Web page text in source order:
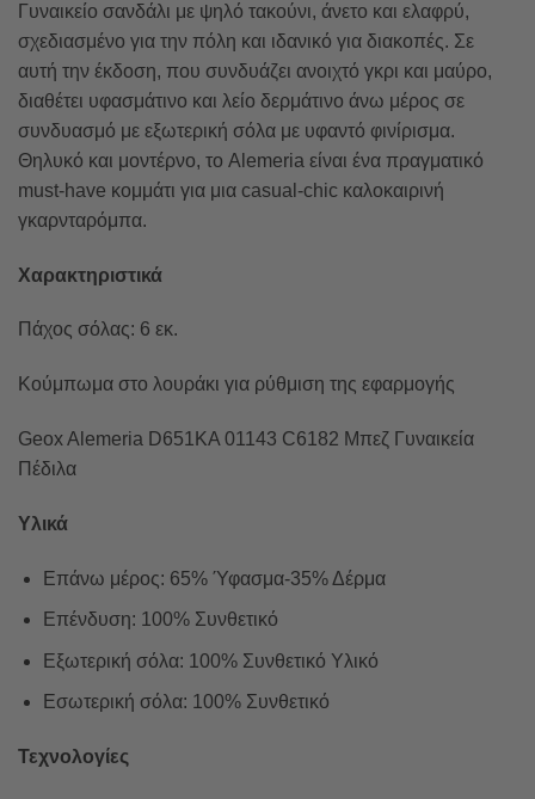
Γυναικείο σανδάλι με ψηλό τακούνι, άνετο και ελαφρύ,
σχεδιασμένο για την πόλη και ιδανικό για διακοπές. Σε
αυτή την έκδοση, που συνδυάζει ανοιχτό γκρι και μαύρο,
διαθέτει υφασμάτινο και λείο δερμάτινο άνω μέρος σε
συνδυασμό με εξωτερική σόλα με υφαντό φινίρισμα.
Θηλυκό και μοντέρνο, το Alemeria είναι ένα πραγματικό
must-have κομμάτι για μια casual-chic καλοκαιρινή
γκαρνταρόμπα.
Χαρακτηριστικά
Πάχος σόλας: 6 εκ.
Κούμπωμα στο λουράκι για ρύθμιση της εφαρμογής
Geox Alemeria D651KA 01143 C6182 Μπεζ Γυναικεία
Πέδιλα
Υλικά
Επάνω μέρος: 65% Ύφασμα-35% Δέρμα
Επένδυση: 100% Συνθετικό
Εξωτερική σόλα: 100% Συνθετικό Υλικό
Εσωτερική σόλα: 100% Συνθετικό
Τεχνολογίες